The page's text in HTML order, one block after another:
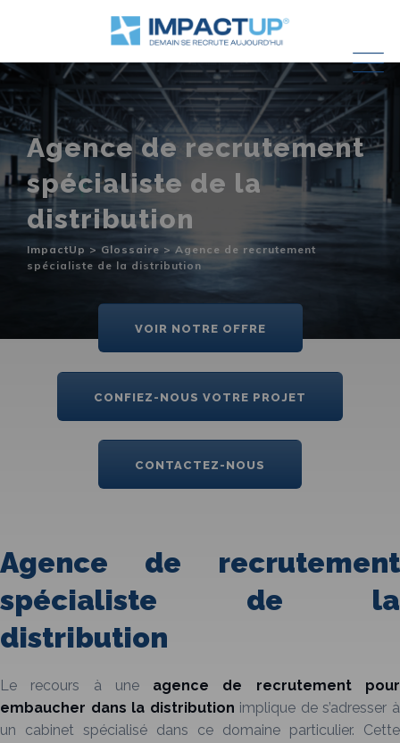
Agence de recrutement
spécialiste de la
distribution
ImpactUp > Glossaire > Agence de recrutement
spécialiste de la distribution
VOIR NOTRE OFFRE
CONFIEZ-NOUS VOTRE PROJET
CONTACTEZ-NOUS
Agence de recrutement
spécialiste de la
distribution
Le recours à une agence de recrutement
pour
embaucher dans la distribution implique de s’adresser à
un cabinet spécialisé dans ce domaine particulier. Cette